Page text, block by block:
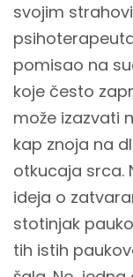
svojim
pomisao na
koje često
može izazvati
kap znoja na
otkucaja srca.
ideja o
stotinjak
tih istih